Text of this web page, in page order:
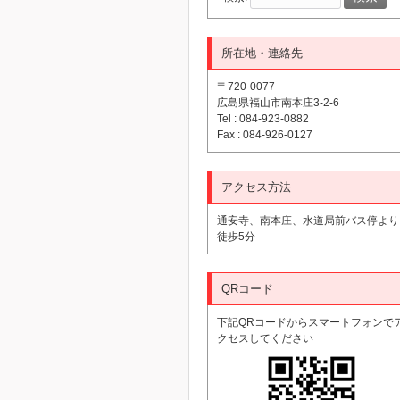
所在地・連絡先
〒720-0077
広島県福山市南本庄3-2-6
Tel : 084-923-0882
Fax : 084-926-0127
アクセス方法
通安寺、南本庄、水道局前バス停より
徒歩5分
QRコード
下記QRコードからスマートフォンで
クセスしてください